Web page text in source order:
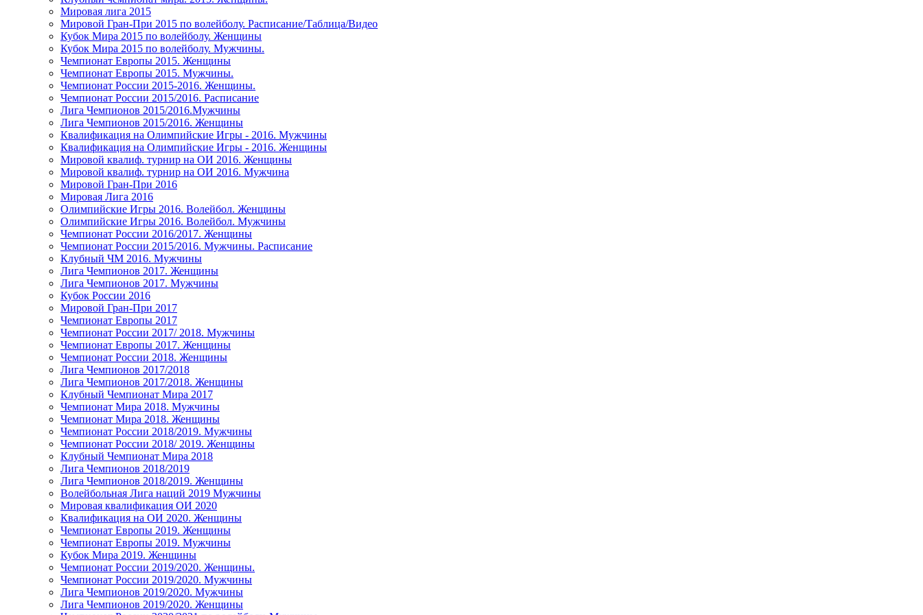
Мировая лига 2015
Мировой Гран-При 2015 по волейболу. Расписание/Таблица/Видео
Кубок Мира 2015 по волейболу. Женщины
Кубок Мира 2015 по волейболу. Мужчины.
Чемпионат Европы 2015. Женщины
Чемпионат Европы 2015. Мужчины.
Чемпионат России 2015-2016. Женщины.
Чемпионат России 2015/2016. Расписание
Лига Чемпионов 2015/2016.Мужчины
Лига Чемпионов 2015/2016. Женщины
Квалификация на Олимпийские Игры - 2016. Мужчины
Квалификация на Олимпийские Игры - 2016. Женщины
Мировой квалиф. турнир на ОИ 2016. Женщины
Мировой квалиф. турнир на ОИ 2016. Мужчина
Мировой Гран-При 2016
Мировая Лига 2016
Олимпийские Игры 2016. Волейбол. Женщины
Олимпийские Игры 2016. Волейбол. Мужчины
Чемпионат России 2016/2017. Женщины
Чемпионат России 2015/2016. Мужчины. Расписание
Клубный ЧМ 2016. Мужчины
Лига Чемпионов 2017. Женщины
Лига Чемпионов 2017. Мужчины
Кубок России 2016
Мировой Гран-При 2017
Чемпионат Европы 2017
Чемпионат России 2017/ 2018. Мужчины
Чемпионат Европы 2017. Женщины
Чемпионат России 2018. Женщины
Лига Чемпионов 2017/2018
Лига Чемпионов 2017/2018. Женщины
Клубный Чемпионат Мира 2017
Чемпионат Мира 2018. Мужчины
Чемпионат Мира 2018. Женщины
Чемпионат России 2018/2019. Мужчины
Чемпионат России 2018/ 2019. Женщины
Клубный Чемпионат Мира 2018
Лига Чемпионов 2018/2019
Лига Чемпионов 2018/2019. Женщины
Волейбольная Лига наций 2019 Мужчины
Мировая квалификация ОИ 2020
Квалификация на ОИ 2020. Женщины
Чемпионат Европы 2019. Женщины
Чемпионат Европы 2019. Мужчины
Кубок Мира 2019. Женщины
Чемпионат России 2019/2020. Женщины.
Чемпионат России 2019/2020. Мужчины
Лига Чемпионов 2019/2020. Мужчины
Лига Чемпионов 2019/2020. Женщины